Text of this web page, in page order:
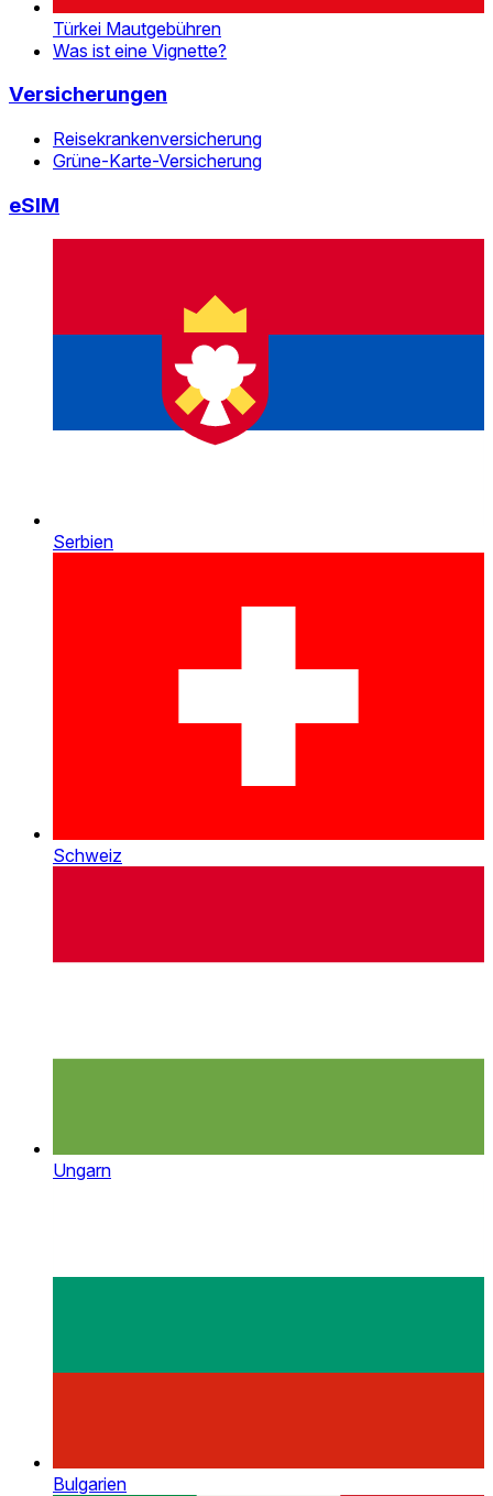
Türkei Mautgebühren
Was ist eine Vignette?
Versicherungen
Reisekrankenversicherung
Grüne-Karte-Versicherung
eSIM
Serbien
Schweiz
Ungarn
Bulgarien